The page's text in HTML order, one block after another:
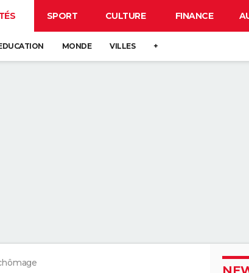
SPORT CULTURE FINANCE
MONDE VILLES +